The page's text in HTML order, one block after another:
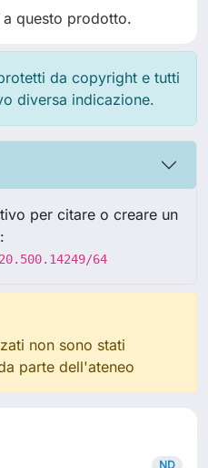
questo prodotto.
da copyright e tutti
diversa indicazione.
per citare o creare un
64
non sono stati
parte dell'ateneo
ND